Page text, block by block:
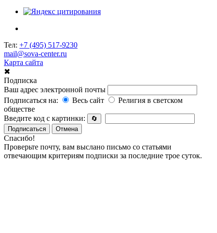
Тел: +7 (495) 517-9230
mail@sova-center.ru
Карта сайта
✖
Подписка
Ваш адрес электронной почты
Подписаться на:
Весь сайт
Религия в светском
обществе
Введите код с картинки:
🔄
Подписаться
Отмена
Спасибо!
Проверьте почту, вам выслано письмо со статьями
отвечающим критериям подписки за последние трое суток.